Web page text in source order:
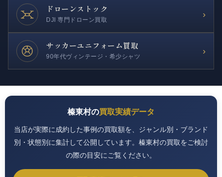
ドローンストック
DJI 専門ドローン買取
›
サッカーユニフォーム買取
90年代ヴィンテージ・希少シャツ
›
榛東村の買取実績データ
当店が実際に成約した事例の買取額を、ジャンル別・ブランド
別・状態別に集計して公開しています。榛東村の買取をご検討
の際の目安にご覧ください。